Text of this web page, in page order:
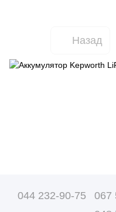
Назад
044 232-90-75 067